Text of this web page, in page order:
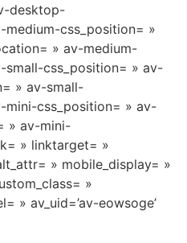
desktop-
medium-css_position= »
» av-medium-
small-css_position= » av-
» av-small-
mini-css_position= » av-
» av-mini-
» linktarget= »
» mobile_display= »
»
» av_uid=’av-eowsoge’